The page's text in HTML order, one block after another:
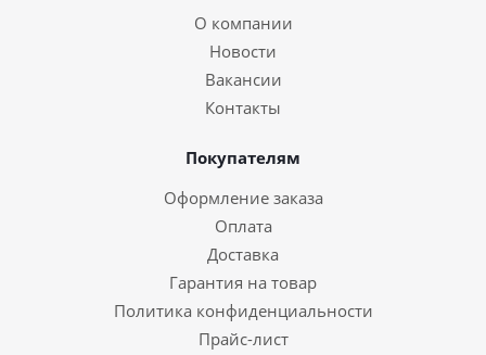
О компании
Новости
Вакансии
Контакты
Покупателям
Оформление заказа
Оплата
Доставка
Гарантия на товар
Политика конфиденциальности
Прайс-лист